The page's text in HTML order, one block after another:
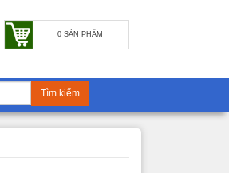
0 SẢN PHẨM
Tìm kiếm